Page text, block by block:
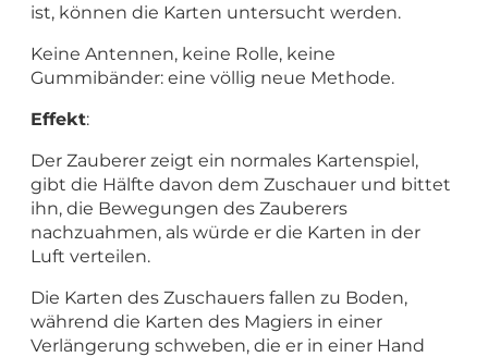
ist, können die Karten untersucht werden.
Keine Antennen, keine Rolle, keine
Gummibänder: eine völlig neue Methode.
Effekt:
Der Zauberer zeigt ein normales Kartenspiel,
gibt die Hälfte davon dem Zuschauer und bittet
ihn, die Bewegungen des Zauberers
nachzuahmen, als würde er die Karten in der
Luft verteilen.
Die Karten des Zuschauers fallen zu Boden,
während die Karten des Magiers in einer
Verlängerung schweben, die er in einer Hand